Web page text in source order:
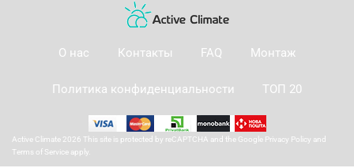
О нас Контакты FAQ Монтаж
Политика конфиденциальности ТОП 20
Active Climate 2026 This site is protected by reCAPTCHA and the Google Privacy Policy and
Terms of Service apply.